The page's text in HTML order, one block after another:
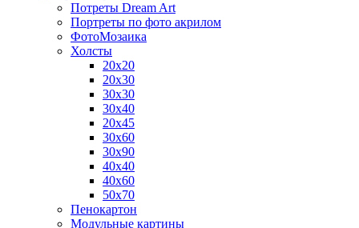
Потреты Dream Art
Портреты по фото акрилом
ФотоМозаика
Холсты
20х20
20х30
30х30
30х40
20х45
30х60
30х90
40х40
40х60
50х70
Пенокартон
Модульные картины